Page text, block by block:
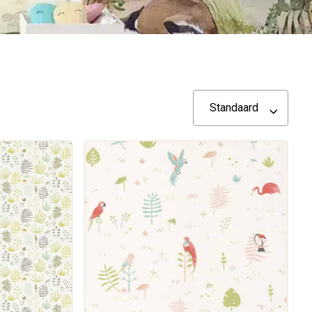
Standaard